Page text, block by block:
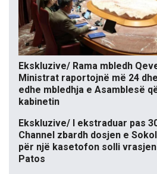
Ekskluzive/ Rama mbledh
Ministrat raportojnë më 24
edhe mbledhja e Asamblesë
kabinetin
Ekskluzive/ I ekstraduar pas
Channel zbardh dosjen e
për një kasetofon solli
Patos